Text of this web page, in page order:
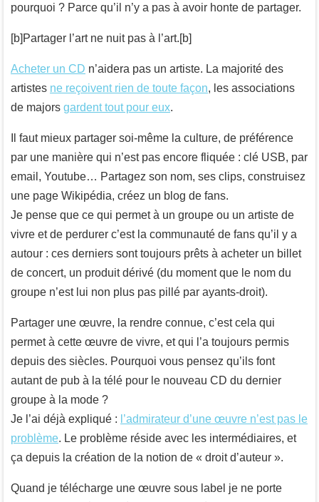
pourquoi ? Parce qu’il n’y a pas à avoir honte de partager.
[b]Partager l’art ne nuit pas à l’art.[b]
Acheter un CD n’aidera pas un artiste. La majorité des
artistes ne reçoivent rien de toute façon, les associations
de majors gardent tout pour eux.
Il faut mieux partager soi-même la culture, de préférence
par une manière qui n’est pas encore fliquée : clé USB, par
email, Youtube… Partagez son nom, ses clips, construisez
une page Wikipédia, créez un blog de fans.
Je pense que ce qui permet à un groupe ou un artiste de
vivre et de perdurer c’est la communauté de fans qu’il y a
autour : ces derniers sont toujours prêts à acheter un billet
de concert, un produit dérivé (du moment que le nom du
groupe n’est lui non plus pas pillé par ayants-droit).
Partager une œuvre, la rendre connue, c’est cela qui
permet à cette œuvre de vivre, et qui l’a toujours permis
depuis des siècles. Pourquoi vous pensez qu’ils font
autant de pub à la télé pour le nouveau CD du dernier
groupe à la mode ?
Je l’ai déjà expliqué : l’admirateur d’une œuvre n’est pas le
problème. Le problème réside avec les intermédiaires, et
ça depuis la création de la notion de « droit d’auteur ».
Quand je télécharge une œuvre sous label je ne porte